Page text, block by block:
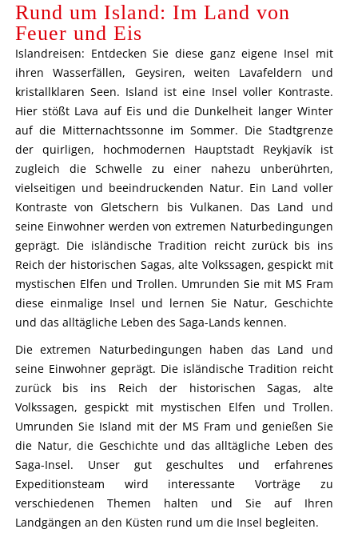
Rund um Island: Im Land von
Feuer und Eis
Islandreisen: Entdecken Sie diese ganz eigene Insel mit
ihren Wasserfällen, Geysiren, weiten Lavafeldern und
kristallklaren Seen. Island ist eine Insel voller Kontraste.
Hier stößt Lava auf Eis und die Dunkelheit langer Winter
auf die Mitternachtssonne im Sommer. Die Stadtgrenze
der quirligen, hochmodernen Hauptstadt Reykjavík ist
zugleich die Schwelle zu einer nahezu unberührten,
vielseitigen und beeindruckenden Natur. Ein Land voller
Kontraste von Gletschern bis Vulkanen. Das Land und
seine Einwohner werden von extremen Naturbedingungen
geprägt. Die isländische Tradition reicht zurück bis ins
Reich der historischen Sagas, alte Volkssagen, gespickt mit
mystischen Elfen und Trollen. Umrunden Sie mit MS Fram
diese einmalige Insel und lernen Sie Natur, Geschichte
und das alltägliche Leben des Saga-Lands kennen.
Die extremen Naturbedingungen haben das Land und
seine Einwohner geprägt. Die isländische Tradition reicht
zurück bis ins Reich der historischen Sagas, alte
Volkssagen, gespickt mit mystischen Elfen und Trollen.
Umrunden Sie Island mit der MS Fram und genießen Sie
die Natur, die Geschichte und das alltägliche Leben des
Saga-Insel. Unser gut geschultes und erfahrenes
Expeditionsteam wird interessante Vorträge zu
verschiedenen Themen halten und Sie auf Ihren
Landgängen an den Küsten rund um die Insel begleiten.